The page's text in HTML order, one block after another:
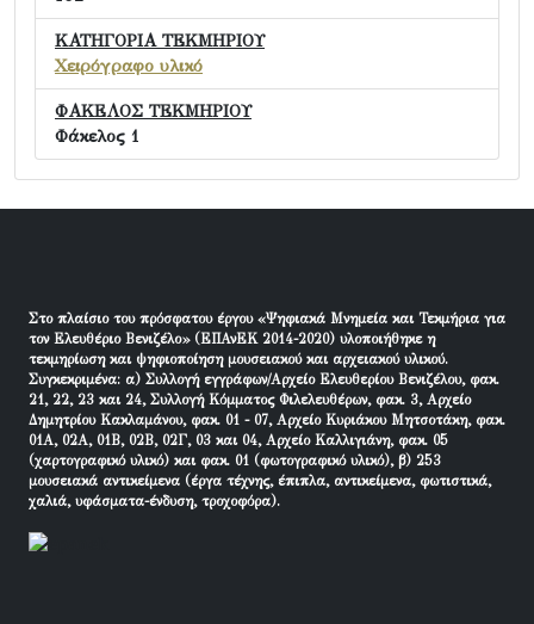
ΚΑΤΗΓΟΡΙΑ ΤΕΚΜΗΡΙΟΥ
Χειρόγραφο υλικό
ΦΑΚΕΛΟΣ ΤΕΚΜΗΡΙΟΥ
Φάκελος 1
Στο πλαίσιο του πρόσφατου έργου «Ψηφιακά Μνημεία και Τεκμήρια για
τον Ελευθέριο Βενιζέλο» (ΕΠΑνΕΚ 2014-2020) υλοποιήθηκε η
τεκμηρίωση και ψηφιοποίηση μουσειακού και αρχειακού υλικού.
Συγκεκριμένα: α) Συλλογή εγγράφων/Αρχείο Ελευθερίου Βενιζέλου, φακ.
21, 22, 23 και 24, Συλλογή Κόμματος Φιλελευθέρων, φακ. 3, Αρχείο
Δημητρίου Κακλαμάνου, φακ. 01 - 07, Αρχείο Κυριάκου Μητσοτάκη, φακ.
01Α, 02Α, 01Β, 02Β, 02Γ, 03 και 04, Αρχείο Καλλιγιάνη, φακ. 05
(χαρτογραφικό υλικό) και φακ. 01 (φωτογραφικό υλικό), β) 253
μουσειακά αντικείμενα (έργα τέχνης, έπιπλα, αντικείμενα, φωτιστικά,
χαλιά, υφάσματα-ένδυση, τροχοφόρα).